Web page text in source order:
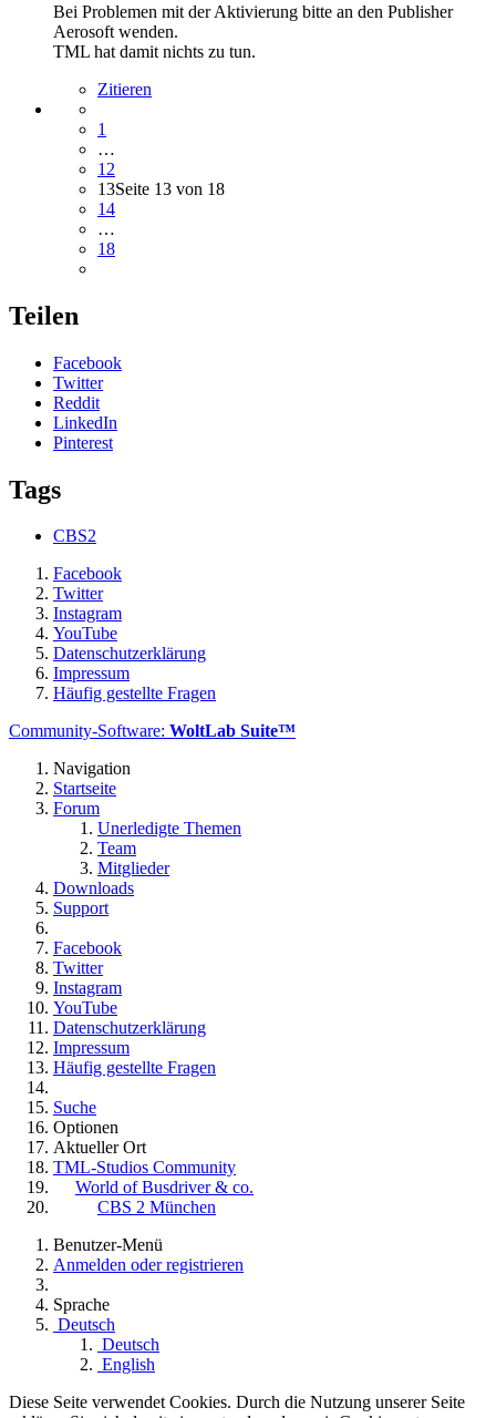
Bei Problemen mit der Aktivierung bitte an den Publisher
Aerosoft wenden.
TML hat damit nichts zu tun.
Zitieren
1
…
12
13Seite 13 von 18
14
…
18
Teilen
Facebook
Twitter
Reddit
LinkedIn
Pinterest
Tags
CBS2
Facebook
Twitter
Instagram
YouTube
Datenschutzerklärung
Impressum
Häufig gestellte Fragen
Community-Software: WoltLab Suite™
Navigation
Startseite
Forum
Unerledigte Themen
Team
Mitglieder
Downloads
Support
Facebook
Twitter
Instagram
YouTube
Datenschutzerklärung
Impressum
Häufig gestellte Fragen
Suche
Optionen
Aktueller Ort
TML-Studios Community
World of Busdriver & co.
CBS 2 München
Benutzer-Menü
Anmelden oder registrieren
Sprache
Deutsch
Deutsch
English
Diese Seite verwendet Cookies. Durch die Nutzung unserer Seite